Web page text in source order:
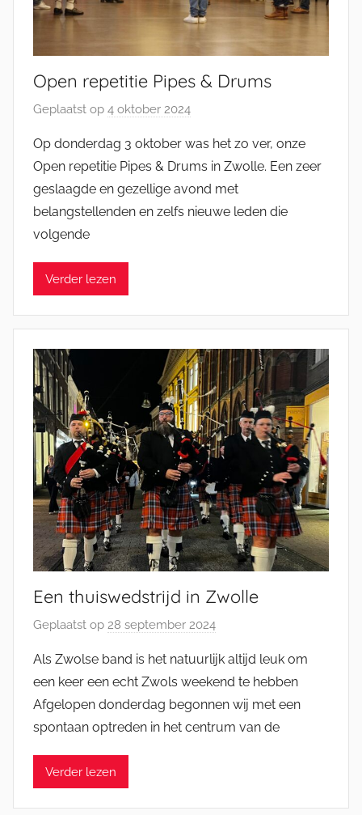
Open repetitie Pipes & Drums
Geplaatst op 4 oktober 2024
o
r
M
i
E
g
e
l
Op donderdag 3 oktober was het zo ver, onze
Open repetitie Pipes & Drums in Zwolle. Een zeer
geslaagde en gezellige avond met
belangstellenden en zelfs nieuwe leden die
volgende
Verder lezen
Een thuiswedstrijd in Zwolle
Geplaatst op 28 september 2024
o
r
M
i
Als Zwolse band is het natuurlijk altijd leuk om
een keer een echt Zwols weekend te hebben
Afgelopen donderdag begonnen wij met een
spontaan optreden in het centrum van de
Verder lezen